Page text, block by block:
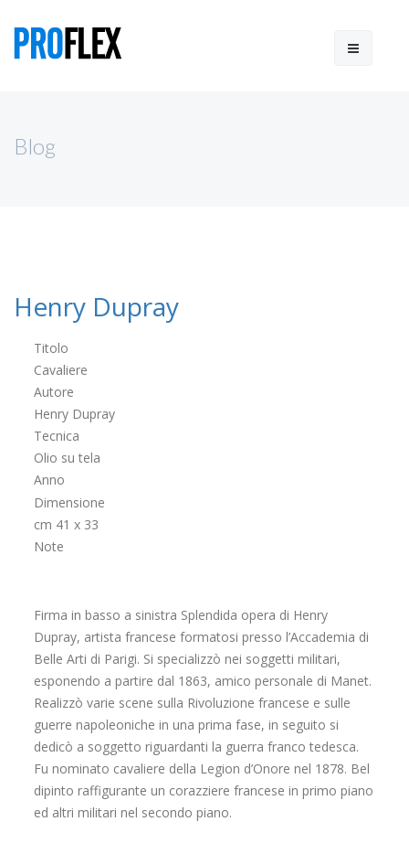
Blog
Henry Dupray
Titolo
Cavaliere
Autore
Henry Dupray
Tecnica
Olio su tela
Anno
Dimensione
cm 41 x 33
Note
Firma in basso a sinistra Splendida opera di Henry
Dupray, artista francese formatosi presso l’Accademia di
Belle Arti di Parigi. Si specializzò nei soggetti militari,
esponendo a partire dal 1863, amico personale di Manet.
Realizzò varie scene sulla Rivoluzione francese e sulle
guerre napoleoniche in una prima fase, in seguito si
dedicò a soggetto riguardanti la guerra franco tedesca.
Fu nominato cavaliere della Legion d’Onore nel 1878. Bel
dipinto raffigurante un corazziere francese in primo piano
ed altri militari nel secondo piano.